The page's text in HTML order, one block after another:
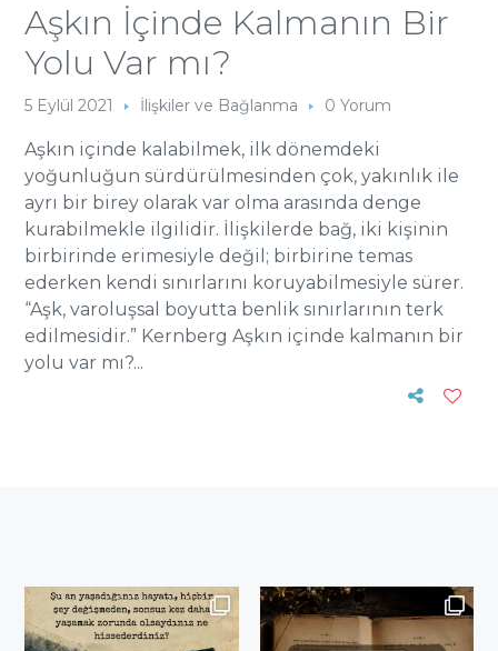
Aşkın İçinde Kalmanın Bir
Yolu Var mı?
5 Eylül 2021 İlişkiler ve Bağlanma 0 Yorum
Aşkın içinde kalabilmek, ilk dönemdeki
yoğunluğun sürdürülmesinden çok, yakınlık ile
ayrı bir birey olarak var olma arasında denge
kurabilmekle ilgilidir. İlişkilerde bağ, iki kişinin
birbirinde erimesiyle değil; birbirine temas
ederken kendi sınırlarını koruyabilmesiyle sürer.
“Aşk, varoluşsal boyutta benlik sınırlarının terk
edilmesidir.” Kernberg Aşkın içinde kalmanın bir
yolu var mı?...